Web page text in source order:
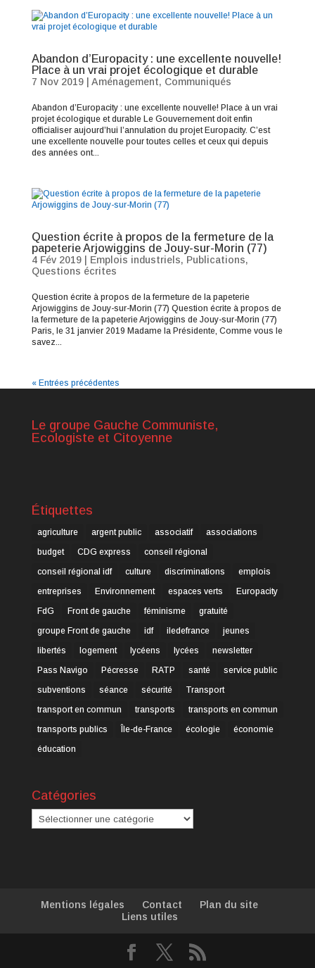
Abandon d’Europacity : une excellente nouvelle!
Place à un vrai projet écologique et durable
7 Nov 2019| Aménagement, Communiqués
Abandon d’Europacity : une excellente nouvelle! Place à un vrai
projet écologique et durable Le Gouvernement doit enfin
officialiser aujourd’hui l’annulation du projet Europacity. C’est
une excellente nouvelle pour toutes celles et ceux qui depuis
des années ont...
Question écrite à propos de la fermeture de la
papeterie Arjowiggins de Jouy-sur-Morin (77)
4 Fév 2019| Emplois industriels, Publications,
Questions écrites
Question écrite à propos de la fermeture de la papeterie
Arjowiggins de Jouy-sur-Morin (77) Question écrite à propos de
la fermeture de la papeterie Arjowiggins de Jouy-sur-Morin (77)
Paris, le 31 janvier 2019 Madame la Présidente, Comme vous le
savez...
« Entrées précédentes
Le groupe Gauche Communiste,
Ecologiste et Citoyenne
Étiquettes
agriculture argent public associatif
associations
budget
CDG express
conseil régional
conseil régional idf
culture discriminations
emplois
entreprises
Environnement espaces verts
Europacity
FdG
Front de gauche féminisme
gratuité
groupe Front de gauche
idf iledefrance
jeunes
libertés
logement lycéens lycées
newsletter
Pass Navigo
Pécresse RATP santé
service public
subventions
séance sécurité
Transport
transport en commun
transports
transports en commun
transports publics
Île-de-France écologie
économie
éducation
Catégories
Catégories
Mentions légales Contact
Plan du site
Liens utiles